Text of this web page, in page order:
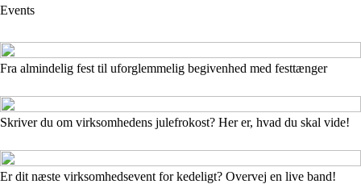
Events
Fra almindelig fest til uforglemmelig begivenhed med festtænger
Skriver du om virksomhedens julefrokost? Her er, hvad du skal vide!
Er dit næste virksomhedsevent for kedeligt? Overvej en live band!